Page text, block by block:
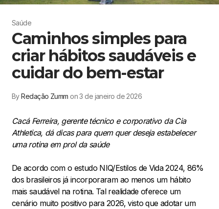
Saúde
Caminhos simples para
criar hábitos saudáveis e
cuidar do bem-estar
ByRedação Zumm on 3 de janeiro de 2026
Cacá Ferreira, gerente técnico e corporativo da Cia
Athletica, dá dicas para quem quer deseja estabelecer
uma rotina em prol da saúde
De acordo com o estudo NIQ/Estilos de Vida 2024, 86%
dos brasileiros já incorporaram ao menos um hábito
mais saudável na rotina. Tal realidade oferece um
cenário muito positivo para 2026, visto que adotar um